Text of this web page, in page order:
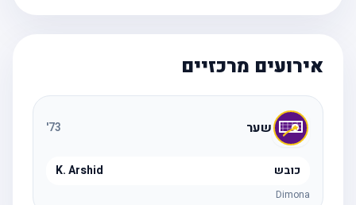
אירועים מרכזיים
שער 73
'
כובש K. Arshid
Dimona